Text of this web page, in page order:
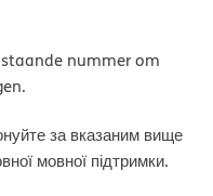
nummer om
за вказаним вище
мовної підтримки.